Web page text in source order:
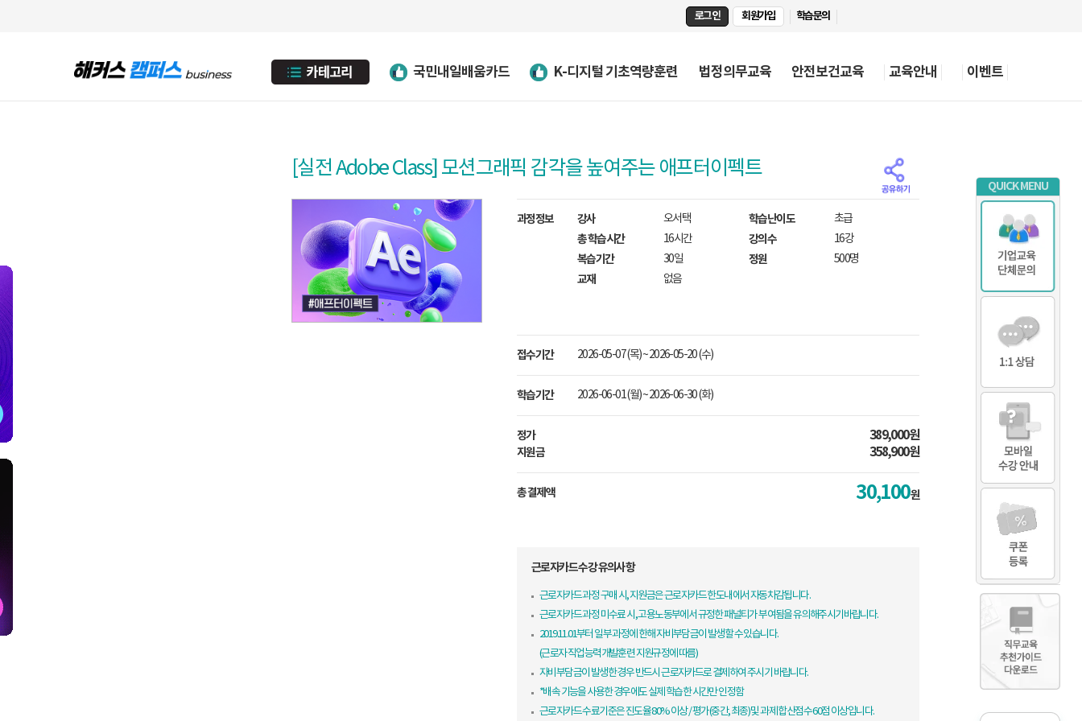
국민내일배움카드 K-디지털 기초역량훈련 법정의무교육 안전보건교육 교육안내 이벤트
로그인 회원가입 학습문의
[실전 Adobe Class] 모션그래픽 감각을 높여주는 애프터이펙트
과정정보 강사 오서택 학습난이도 초급
총 학습시간 16시간 강의수 16강
복습기간 30일 정원 500명
교재 없음
접수기간 2026-05-07 (목) ~ 2026-05-20 (수)
학습기간 2026-06-01 (월) ~ 2026-06-30 (화)
정가
지원금
389,000원
358,900원
총 결제액 30,100원
근로자카드 수강 유의사항
근로자카드 과정 구매 시, 지원금은 근로자카드 한도내에서 자동차감됩니다.
근로자카드 과정 미수료 시, 고용노동부에서 규정한 패널티가 부여됨을 유의해주시기바랍니다.
2019.11.01부터 일부 과정에 한해 자비부담금이 발생할 수 있습니다.
(근로자 직업능력개발훈련 지원규정에 따름)
자비부담금이 발생한 경우 반드시 근로자카드로 결제하여 주시기 바랍니다.
*배속 기능을 사용한 경우에도 실제 학습한 시간만 인정함
근로자카드 수료기준은 진도율 80% 이상 / 평가(중간, 최종) 및 과제 합산점수 60점 이상입니다.
QUICK MENU